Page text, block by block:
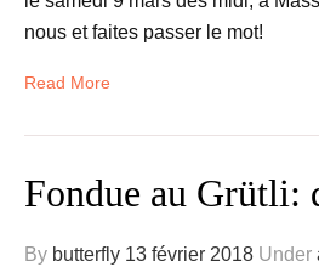
nous et faites passer le mot!
Read More
Fondue au Grütli:
By butterfly 13 février 2018 Under